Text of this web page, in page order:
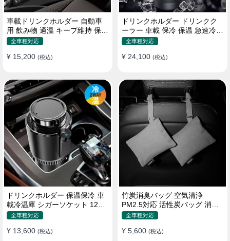
車載ドリンクホルダー 自動車
用 飲み物 適温 キープ維持 保温
冷機能付き
全車種対応
¥ 15,200 (税込)
ドリンクホルダー ドリンクク
ーラー 車載 保冷 保温 急速冷却
缶対応
全車種対応
¥ 24,100 (税込)
ドリンクホルダー 保温保冷 車
載冷温庫 シガーソケット 12V
車用 車中泊
全車種対応
¥ 13,600 (税込)
竹炭消臭バッグ 空気清浄
PM2.5対応 活性炭バッグ 消臭
車用 デオドラント 繰り返し使
全車種対応
¥ 5,600 (税込)